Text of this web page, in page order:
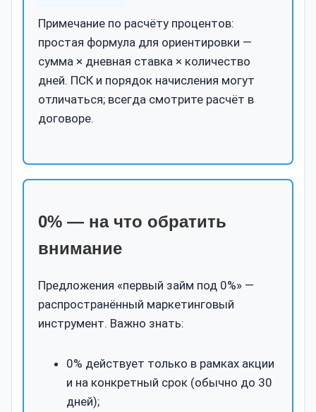
Примечание по расчёту процентов:
простая формула для ориентировки —
сумма × дневная ставка × количество
дней. ПСК и порядок начисления могут
отличаться; всегда смотрите расчёт в
договоре.
0% — на что обратить
внимание
Предложения «первый займ под 0%» —
распространённый маркетинговый
инструмент. Важно знать:
0% действует только в рамках акции
и на конкретный срок (обычно до 30
дней);